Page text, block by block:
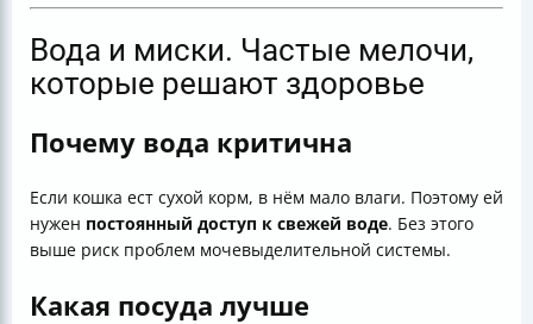
Вода и миски. Частые мелочи,
которые решают здоровье
Почему вода критична
Если кошка ест сухой корм, в нём мало влаги. Поэтому ей
нужен постоянный доступ к свежей воде. Без этого
выше риск проблем мочевыделительной системы.
Какая посуда лучше